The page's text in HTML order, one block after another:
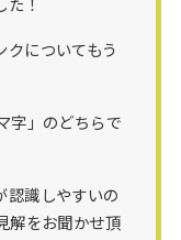
た！
クについてもう
字」のどちらで
認識しやすいの
解をお聞かせ頂